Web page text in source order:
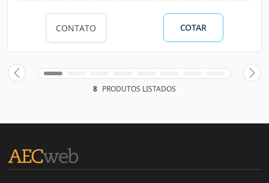
CONTATO COTAR
8 PRODUTOS LISTADOS